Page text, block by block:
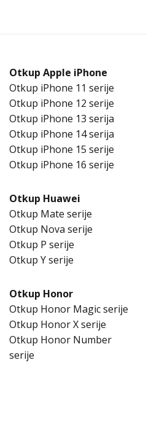
Otkup Apple iPhone
Otkup iPhone 11 serije
Otkup iPhone 12 serije
Otkup iPhone 13 serija
Otkup iPhone 14 serija
Otkup iPhone 15 serije
Otkup iPhone 16 serije
Otkup Huawei
Otkup Mate serije
Otkup Nova serije
Otkup P serije
Otkup Y serije
Otkup Honor
Otkup Honor Magic serije
Otkup Honor X serije
Otkup Honor Number
serije